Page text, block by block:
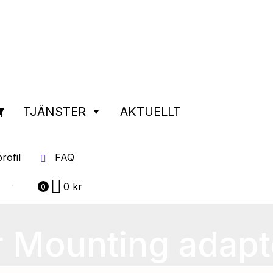
TJÄNSTER AKTUELLT
FAQ
0 0 kr